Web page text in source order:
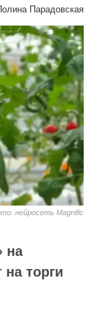
Парадовская
нейросеть Magnific
на
торги